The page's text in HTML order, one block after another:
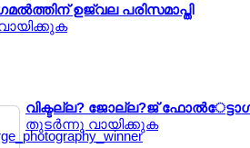
ഉജ്വല പരിസമാപ്തി
വിക്ടല്ല? ജോല്ല?ജ്
തുടര്‍ന്നു വായിക്കുക